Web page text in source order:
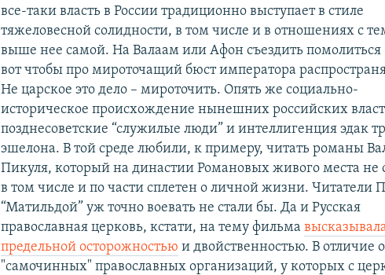
все-таки власть в России традиционно выступает в стиле
тяжеловесной солидности, в том числе и в отношениях с
выше нее самой. На Валаам или Афон съездить помолиться
вот чтобы про мироточащий бюст императора
Не царское это дело – мироточить. Опять же социально-
историческое происхождение нынешних российских
позднесоветские “служилые люди” и интеллигенция эдак
эшелона. В той среде любили, к примеру, читать романы
Пикуля, который на династии Романовых живого места не
в том числе и по части сплетен о личной жизни. Читатели
“Матильдой” уж точно воевать не стали бы. Да и Русская
православная церковь, кстати, на тему фильма
предельной осторожностью и двойственностью. В отличие
"самочинных" православных организаций, у которых с